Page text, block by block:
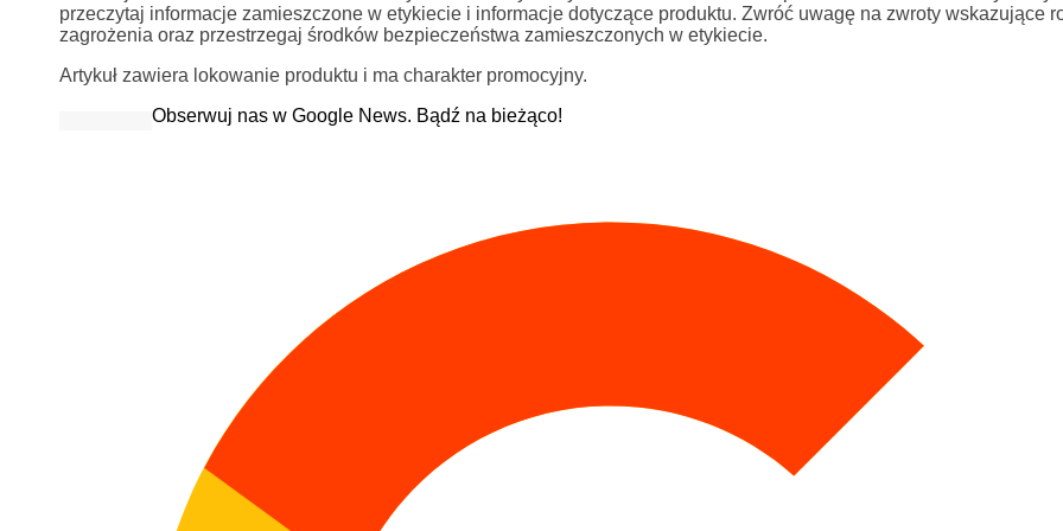
przeczytaj informacje zamieszczone w etykiecie i informacje dotyczące produktu. Zwróć uwagę na zwroty wskazujące
zagrożenia oraz przestrzegaj środków bezpieczeństwa zamieszczonych w etykiecie.
Artykuł zawiera lokowanie produktu i ma charakter promocyjny.
Obserwuj nas w Google News. Bądź na bieżąco!